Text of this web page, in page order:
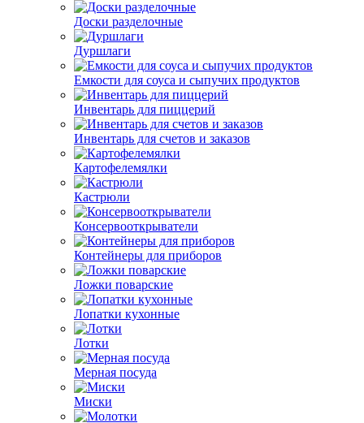
Доски разделочные
Дуршлаги
Емкости для соуса и сыпучих продуктов
Инвентарь для пиццерий
Инвентарь для счетов и заказов
Картофелемялки
Кастрюли
Консервооткрыватели
Контейнеры для приборов
Ложки поварские
Лопатки кухонные
Лотки
Мерная посуда
Миски